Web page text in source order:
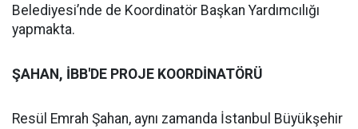
Belediyesi’nde de Koordinatör Başkan Yardımcılığı
yapmakta.
ŞAHAN, İBB'DE PROJE KOORDİNATÖRÜ
Resül Emrah Şahan, aynı zamanda İstanbul Büyükşehir